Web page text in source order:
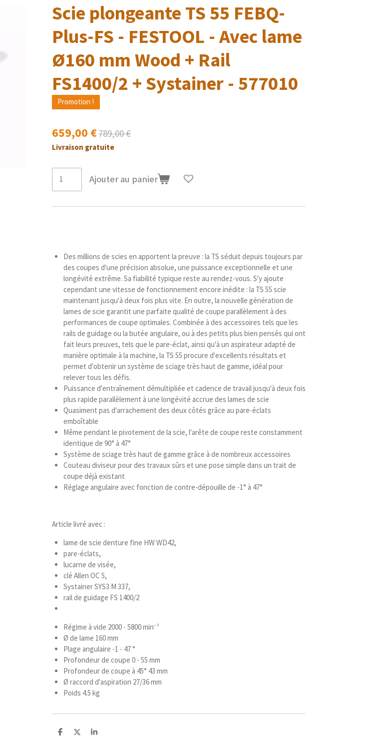
Scie plongeante TS 55 FEBQ-
Plus-FS - FESTOOL - Avec lame
Ø160 mm Wood + Rail
FS1400/2 + Systainer - 577010
Promotion !
659,00 €789,00 €
Livraison gratuite
Ajouter au panier
Des millions de scies en apportent la preuve : la TS séduit depuis toujours par
des coupes d'une précision absolue, une puissance exceptionnelle et une
longévité extrême. Sa fiabilité typique reste au rendez-vous. S'y ajoute
cependant une vitesse de fonctionnement encore inédite : la TS 55 scie
maintenant jusqu'à deux fois plus vite. En outre, la nouvelle génération de
lames de scie garantit une parfaite qualité de coupe parallèlement à des
performances de coupe optimales. Combinée à des accessoires tels que les
rails de guidage ou la butée angulaire, ou à des petits plus bien pensés qui ont
fait leurs preuves, tels que le pare-éclat, ainsi qu'à un aspirateur adapté de
manière optimale à la machine, la TS 55 procure d'excellents résultats et
permet d'obtenir un système de sciage très haut de gamme, idéal pour
relever tous les défis.
Puissance d'entraînement démultipliée et cadence de travail jusqu'à deux fois
plus rapide parallèlement à une longévité accrue des lames de scie
Quasiment pas d'arrachement des deux côtés grâce au pare-éclats
emboîtable
Même pendant le pivotement de la scie, l'arête de coupe reste constamment
identique de 90° à 47°
Système de sciage très haut de gamme grâce à de nombreux accessoires
Couteau diviseur pour des travaux sûrs et une pose simple dans un trait de
coupe déjà existant
Réglage angulaire avec fonction de contre-dépouille de -1° à 47°
Article livré avec :
lame de scie denture fine HW WD42,
pare-éclats,
lucarne de visée,
clé Allen OC 5,
Systainer SYS3 M 337,
rail de guidage FS 1400/2
Régime à vide 2000 - 5800 min⁻¹
Ø de lame 160 mm
Plage angulaire -1 - 47 °
Profondeur de coupe 0 - 55 mm
Profondeur de coupe à 45° 43 mm
Ø raccord d'aspiration 27/36 mm
Poids 4.5 kg